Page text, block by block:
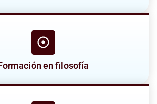
en filosofía